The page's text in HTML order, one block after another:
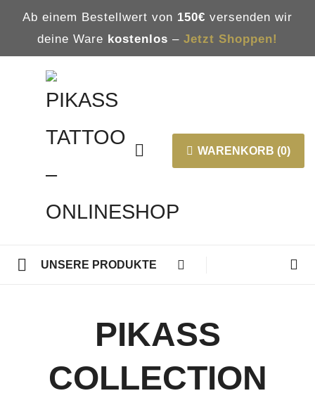
Ab einem Bestellwert von 150€ versenden wir
deine Ware kostenlos – Jetzt Shoppen!
WARENKORB (0)
UNSERE PRODUKTE
PIKASS
COLLECTION